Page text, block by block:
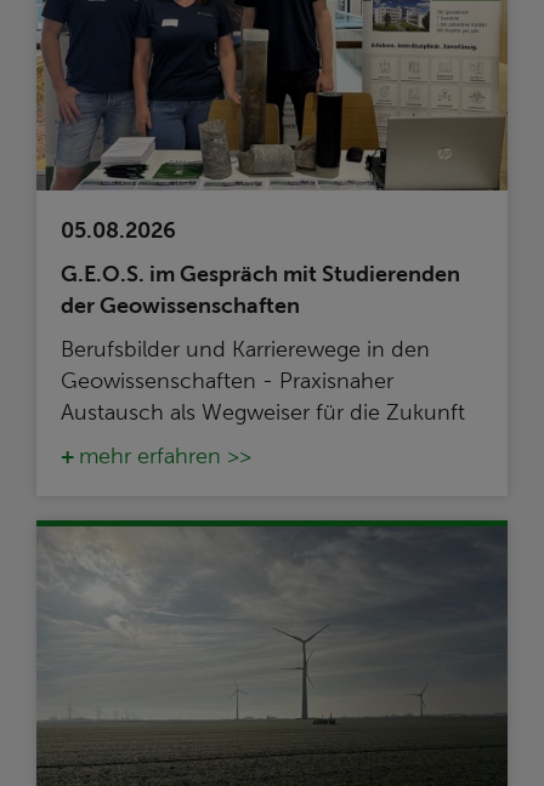
05.08.2026
G.E.O.S. im Gespräch mit Studierenden
der Geowissenschaften
Berufsbilder und Karrierewege in den
Geowissenschaften - Praxisnaher
Austausch als Wegweiser für die Zukunft
mehr erfahren >>